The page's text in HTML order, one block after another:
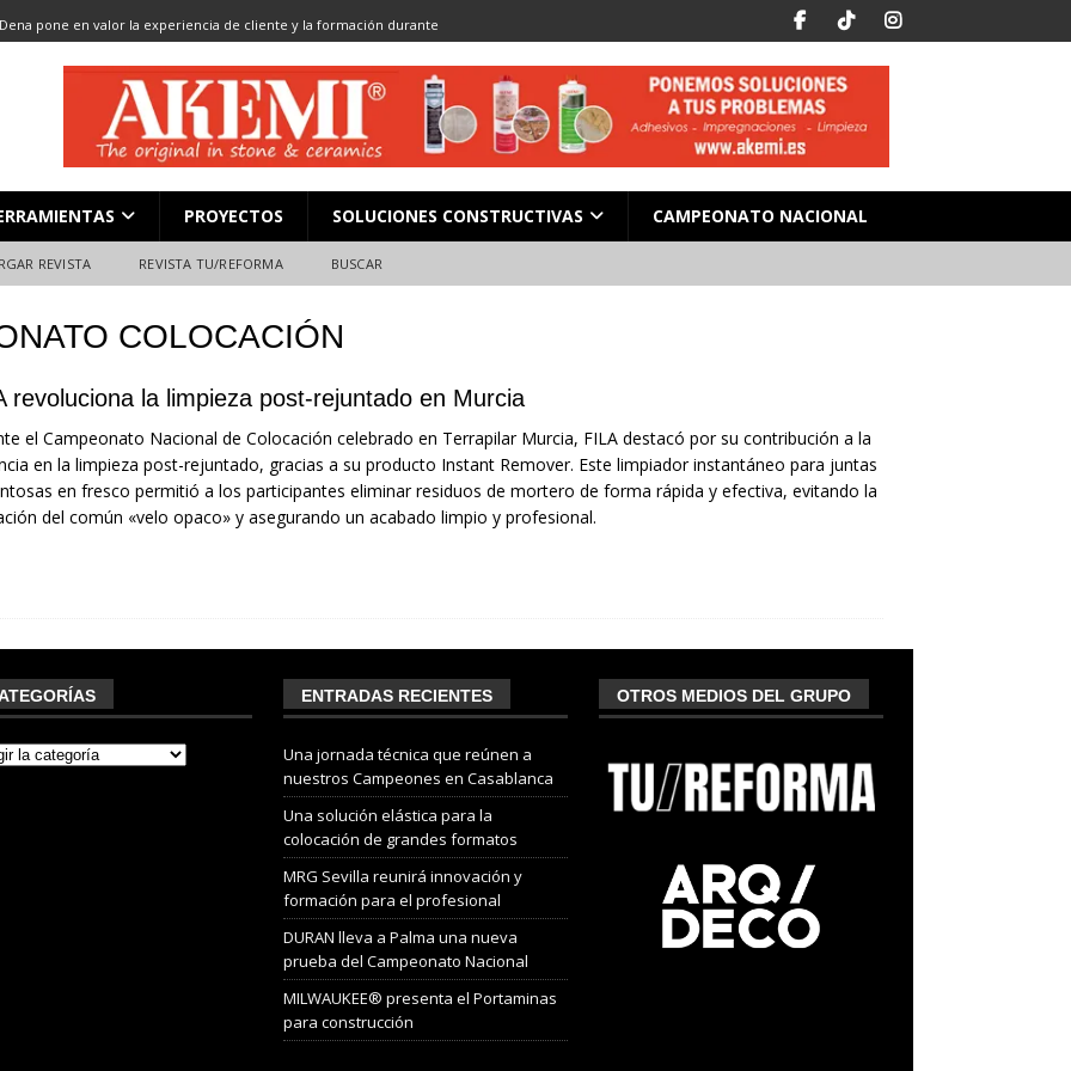
pone en valor la experiencia de cliente y la formación durante
13: CORTE DE GRAN FORMATO DESCARGAR REVISTA
8: JUNTAS DESCARGAR REVISTA
el profesional de la construcción CAMPEONATO NACIONAL
PROYECTOS SOLUCIONES CONSTRUCTIVAS CAMPEONATO NACIONAL
REVISTA REVISTA TU/REFORMA BUSCAR
COLOCACIÓN
revoluciona la limpieza post-rejuntado en Murcia
el Campeonato Nacional de Colocación celebrado en Terrapilar Murcia, FILA destacó por su contribución a la
en la limpieza post-rejuntado, gracias a su producto Instant Remover. Este limpiador instantáneo para juntas
en fresco permitió a los participantes eliminar residuos de mortero de forma rápida y efectiva, evitando la
del común «velo opaco» y asegurando un acabado limpio y profesional.
ENTRADAS RECIENTES
Una jornada técnica que reúnen a
nuestros Campeones en Casablanca
Una solución elástica para la
colocación de grandes formatos
MRG Sevilla reunirá innovación y
formación para el profesional
DURAN lleva a Palma una nueva
prueba del Campeonato Nacional
MILWAUKEE® presenta el Portaminas
para construcción
OTROS MEDIOS DEL GRUPO